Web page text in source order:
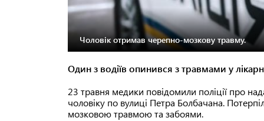
Чоловік отримав черепно-мозкову травму.
Один з водіїв опинився з травмами у
23 травня медики повідомили поліції про
чоловіку по вулиці Петра Болбачана.
мозковою травмою та забоями.